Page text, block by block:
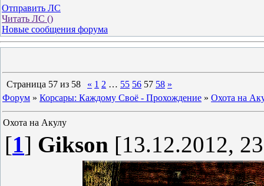
Отправить ЛС
Читать ЛС ()
Новые сообщения форума
Страница 57 из 58 « 1 2 … 55 56 57 58 »
Форум » Корсары: Каждому Своё - Прохождение » Охота на
Охота на Акулу
[1] Gikson [13.12.2012,